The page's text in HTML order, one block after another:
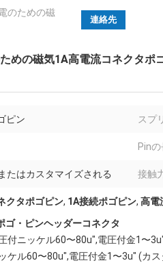
のための磁
連絡先
めの磁気1A高電流コネクタポ
ピン スプ
Pin
たはカスタマイズされる 接触
クタポゴピン, 1A接続ポゴピン, 高電
ゴ・ピンヘッダーコネクタ
付ニッケル60〜80u",電圧付金1〜
ケル60〜80u",電圧付金1〜3u" (カ